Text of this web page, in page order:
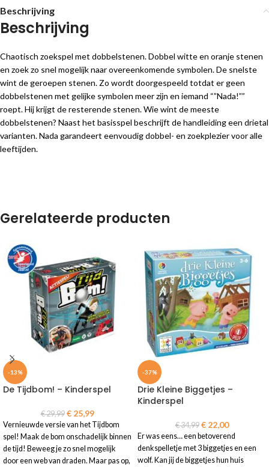
Beschrijving
Beschrijving
Chaotisch zoekspel met dobbelstenen. Dobbel witte en oranje stenen
en zoek zo snel mogelijk naar overeenkomende symbolen. De snelste
wint de geroepen stenen. Zo wordt doorgespeeld totdat er geen
dobbelstenen met gelijke symbolen meer zijn en iemand “”Nada!””
roept. Hij krijgt de resterende stenen. Wie wint de meeste
dobbelstenen? Naast het basisspel beschrijft de handleiding een drietal
varianten. Nada garandeert eenvoudig dobbel- en zoekplezier voor alle
leeftijden.
Gerelateerde producten
-13%
De Tijdbom! – Kinderspel
€29,99 €25,99
Vernieuwde versie van het Tijdbom
spel! Maak de bom onschadelijk binnen
de tijd! Beweeg je zo snel mogelijk
door een web van draden. Maar pas op,
-37%
Drie Kleine Biggetjes –
Kinderspel
€34,99 €22,00
Er was eens… een betoverend
denkspelletje met 3 biggetjes en een
wolf. Kan jij de biggetjes hun huis